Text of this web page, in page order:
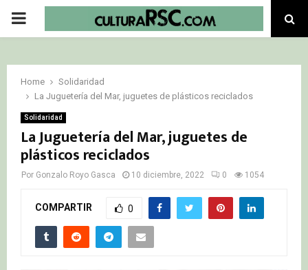
PRIMARY
Home
Solidaridad
La Juguetería del Mar, juguetes de plásticos reciclados
Solidaridad
La Juguetería del Mar, juguetes de
plásticos reciclados
Por Gonzalo Royo Gasca 10 diciembre, 2022 0 1054
COMPARTIR 0